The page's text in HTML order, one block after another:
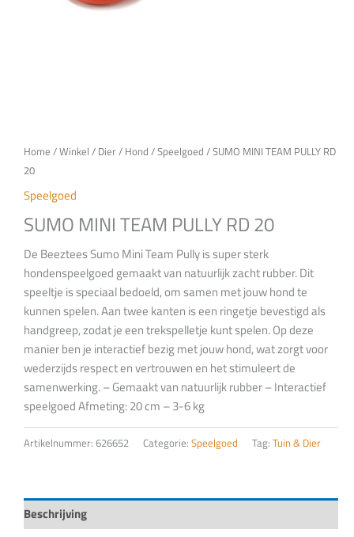
Home /Winkel / Dier / Hond /Speelgoed / SUMO MINI TEAM PULLY RD
20
Speelgoed
SUMO MINI TEAM PULLY RD 20
De Beeztees Sumo Mini Team Pully is super sterk
hondenspeelgoed gemaakt van natuurlijk zacht rubber. Dit
speeltje is speciaal bedoeld, om samen met jouw hond te
kunnen spelen. Aan twee kanten is een ringetje bevestigd als
handgreep, zodat je een trekspelletje kunt spelen. Op deze
manier ben je interactief bezig met jouw hond, wat zorgt voor
wederzijds respect en vertrouwen en het stimuleert de
samenwerking. – Gemaakt van natuurlijk rubber – Interactief
speelgoed Afmeting: 20 cm – 3-6 kg
Artikelnummer: 626652 Categorie: Speelgoed Tag: Tuin & Dier
Beschrijving